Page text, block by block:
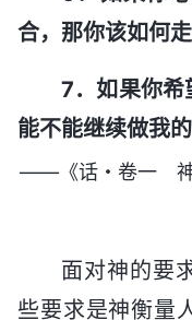
合，那你该如何
7．如果你希
能不能继续做我
——《话・卷一 神
面对神的要
些要求是神衡量